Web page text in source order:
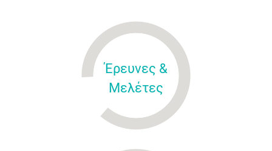
Έρευνες &
Μελέτες